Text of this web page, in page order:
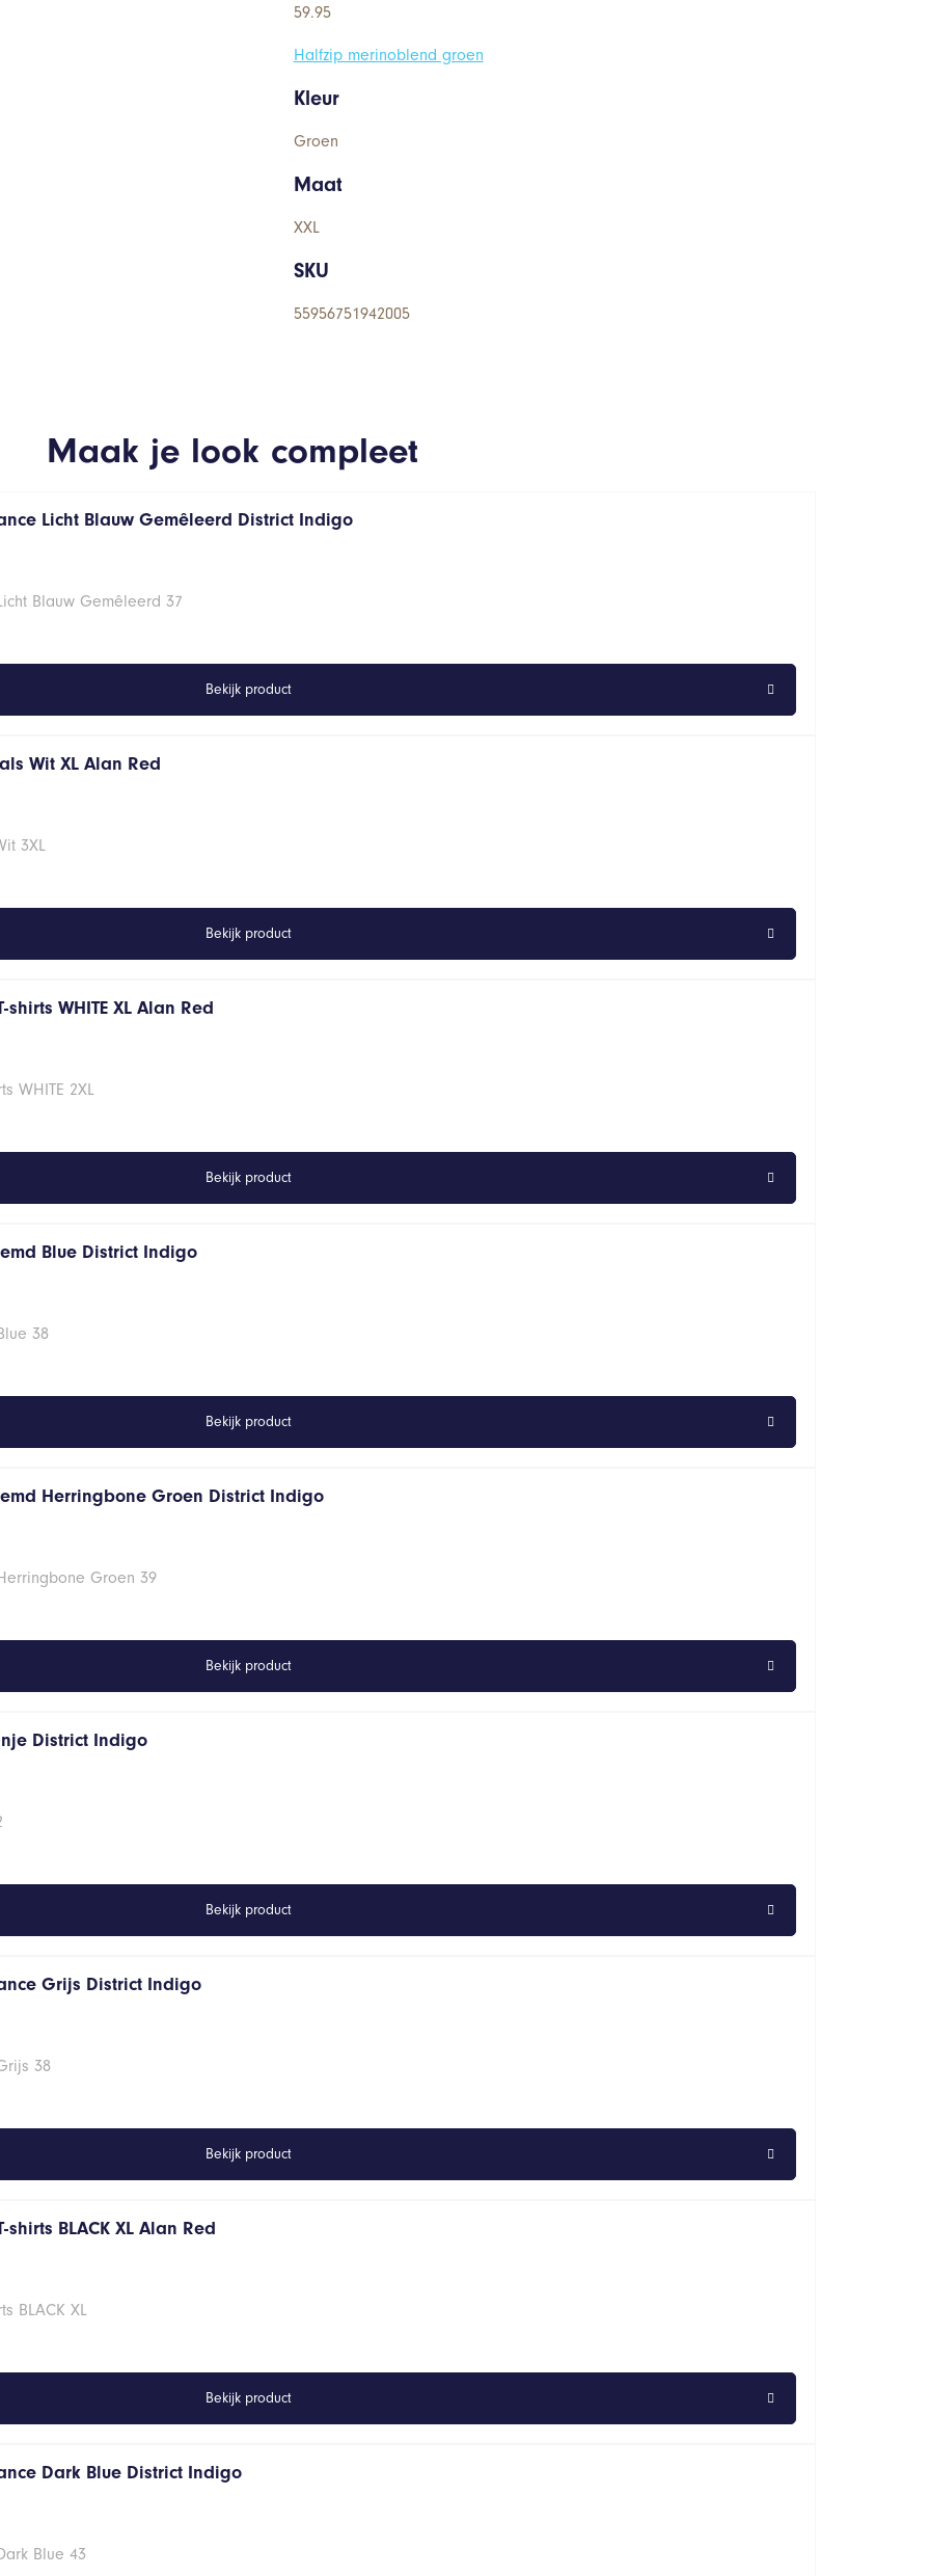
59.95
Halfzip merinoblend groen
Kleur
Groen
Maat
XXL
SKU
55956751942005
Maak je look compleet
Licht Blauw Gemêleerd District Indigo
Blauw Gemêleerd 37
Bekijk product
Wit XL Alan Red
3XL
Bekijk product
WHITE XL Alan Red
WHITE 2XL
Bekijk product
Blue District Indigo
38
Bekijk product
Herringbone Groen District Indigo
Groen 39
Bekijk product
District Indigo
Bekijk product
Grijs District Indigo
38
Bekijk product
BLACK XL Alan Red
BLACK XL
Bekijk product
Dark Blue District Indigo
Blue 43